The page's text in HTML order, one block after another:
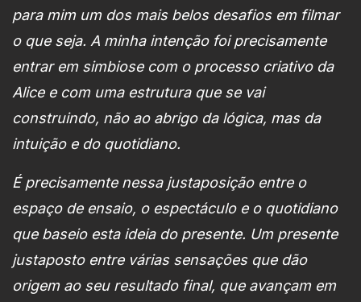
para mim um dos mais belos desafios em filmar
o que seja. A minha intenção foi precisamente
entrar em simbiose com o processo criativo da
Alice e com uma estrutura que se vai
construindo, não ao abrigo da lógica, mas da
intuição e do quotidiano.
É precisamente nessa justaposição entre o
espaço de ensaio, o espectáculo e o quotidiano
que baseio esta ideia do presente. Um presente
justaposto entre várias sensações que dão
origem ao seu resultado final, que avançam em